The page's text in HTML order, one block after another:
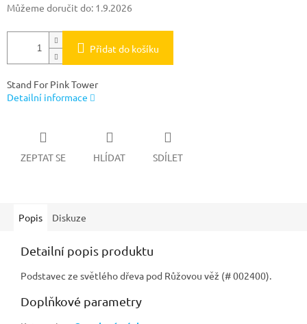
Můžeme doručit do: 1.9.2026
Přidat do košíku
Stand For Pink Tower
Detailní informace
ZEPTAT SE HLÍDAT SDÍLET
Popis Diskuze
Detailní popis produktu
Podstavec ze světlého dřeva pod Růžovou věž (# 002400).
Doplňkové parametry